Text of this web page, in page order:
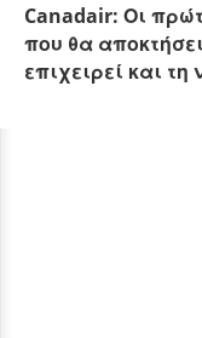
Canadair: Οι
που θα
επιχειρεί και τη